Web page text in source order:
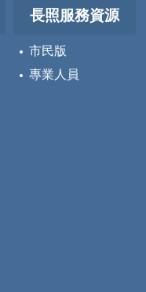
長照服務資源
市民版
專業人員